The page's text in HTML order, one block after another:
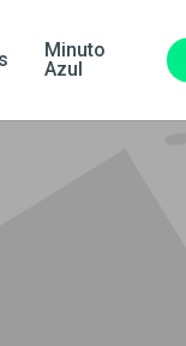
Minuto
Azul